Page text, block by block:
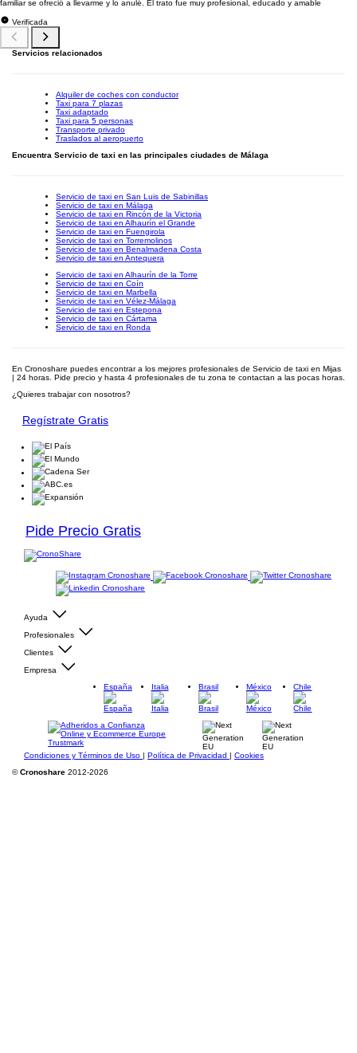
familiar se ofreció a llevarme y lo anulé. El trato fue muy profesional, educado y amable
Verificada
Servicios relacionados
Alquiler de coches con conductor
Taxi para 7 plazas
Taxi adaptado
Taxi para 5 personas
Transporte privado
Traslados al aeropuerto
Encuentra Servicio de taxi en las principales ciudades de Málaga
Servicio de taxi en San Luis de Sabinillas
Servicio de taxi en Málaga
Servicio de taxi en Rincón de la Victoria
Servicio de taxi en Alhaurín el Grande
Servicio de taxi en Fuengirola
Servicio de taxi en Torremolinos
Servicio de taxi en Benalmadena Costa
Servicio de taxi en Antequera
Servicio de taxi en Alhaurín de la Torre
Servicio de taxi en Coín
Servicio de taxi en Marbella
Servicio de taxi en Vélez-Málaga
Servicio de taxi en Estepona
Servicio de taxi en Cártama
Servicio de taxi en Ronda
En Cronoshare puedes encontrar a los mejores profesionales de Servicio de taxi en Mijas
| 24 horas. Pide precio y hasta 4 profesionales de tu zona te contactan a las pocas horas.
¿Quieres trabajar con nosotros?
Regístrate Gratis
Pide Precio Gratis
Ayuda
Profesionales
Clientes
Empresa
España
Italia Brasil México Chile
Condiciones y Términos de Uso | Política de Privacidad | Cookies
©Cronoshare 2012-2026